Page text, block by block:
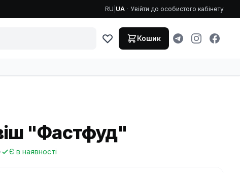
RU UA · Увійти до особистого кабінету
Кошик
"Фастфуд"
Є в наявності